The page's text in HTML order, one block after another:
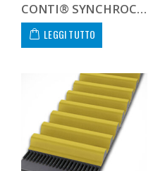
CONTI® SYNCHROCHAIN CARBON CTD 14M 1568 125 C
LEGGI TUTTO